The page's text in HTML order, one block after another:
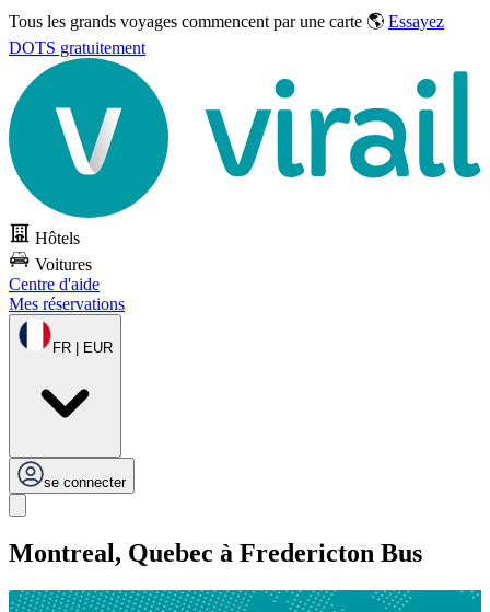
Tous les grands voyages commencent par une carte 🌎 Essayez
DOTS gratuitement
Hôtels
Voitures
Centre d'aide
Mes réservations
FR | EUR
se connecter
Montreal, Quebec à Fredericton Bus